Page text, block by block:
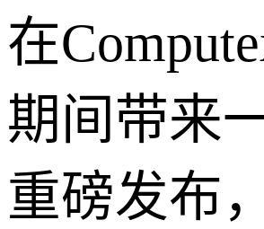
在
期间带来
重磅发布